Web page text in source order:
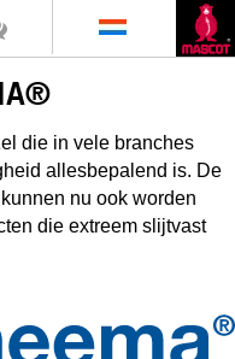
die in vele branches
allesbepalend is. De
nu ook worden
die extreem slijtvast